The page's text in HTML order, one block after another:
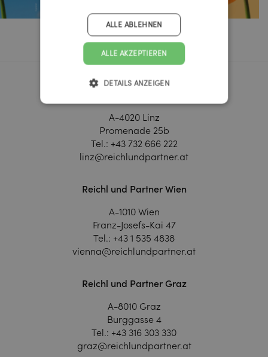
A-4020 Linz
Promenade 25b
Tel.: +43 732 666 222
linz@reichlundpartner.at
Reichl und Partner Wien
A-1010 Wien
Franz-Josefs-Kai 47
Tel.: +43 1 535 4838
vienna@reichlundpartner.at
Reichl und Partner Graz
A-8010 Graz
Burggasse 4
Tel.: +43 316 303 330
graz@reichlundpartner.at
ALLE AKZEPTIEREN
ALLE ABLEHNEN
DETAILS ANZEIGEN